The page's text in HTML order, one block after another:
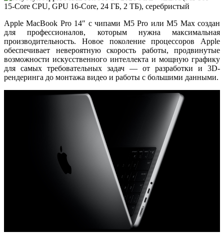
Apple MacBook Pro 14″ с чипами M5 Pro илиM5 Maxсоздан
для профессионалов, которым нужна максимальная
производительность. Новое поколение процессоров Apple
обеспечивает невероятную скорость работы, продвинутые
возможности искусственного интеллекта и мощную графику
для самых требовательных задач — от разработки и 3D-
рендеринга до монтажа видео и работы с большими данными.